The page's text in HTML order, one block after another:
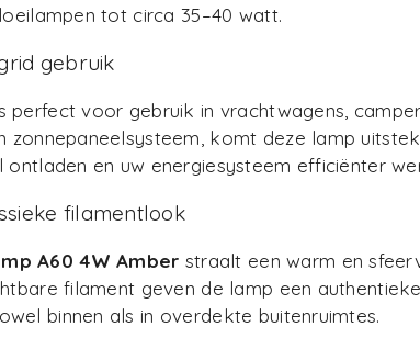
tot circa 35–40 watt.
gebruik
perfect voor gebruik in vrachtwagens,
zonnepaneelsysteem, komt deze lamp
ontladen en uw energiesysteem efficiënter
filamentlook
A60 4W Amber straalt een warm en
filament geven de lamp een
binnen als in overdekte buitenruimtes.